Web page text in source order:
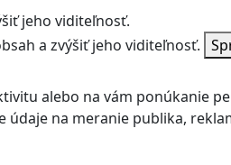
jeho viditeľnosť.
a zvýšiť jeho viditeľnosť.
alebo na vám ponúkanie
údaje na meranie publika,